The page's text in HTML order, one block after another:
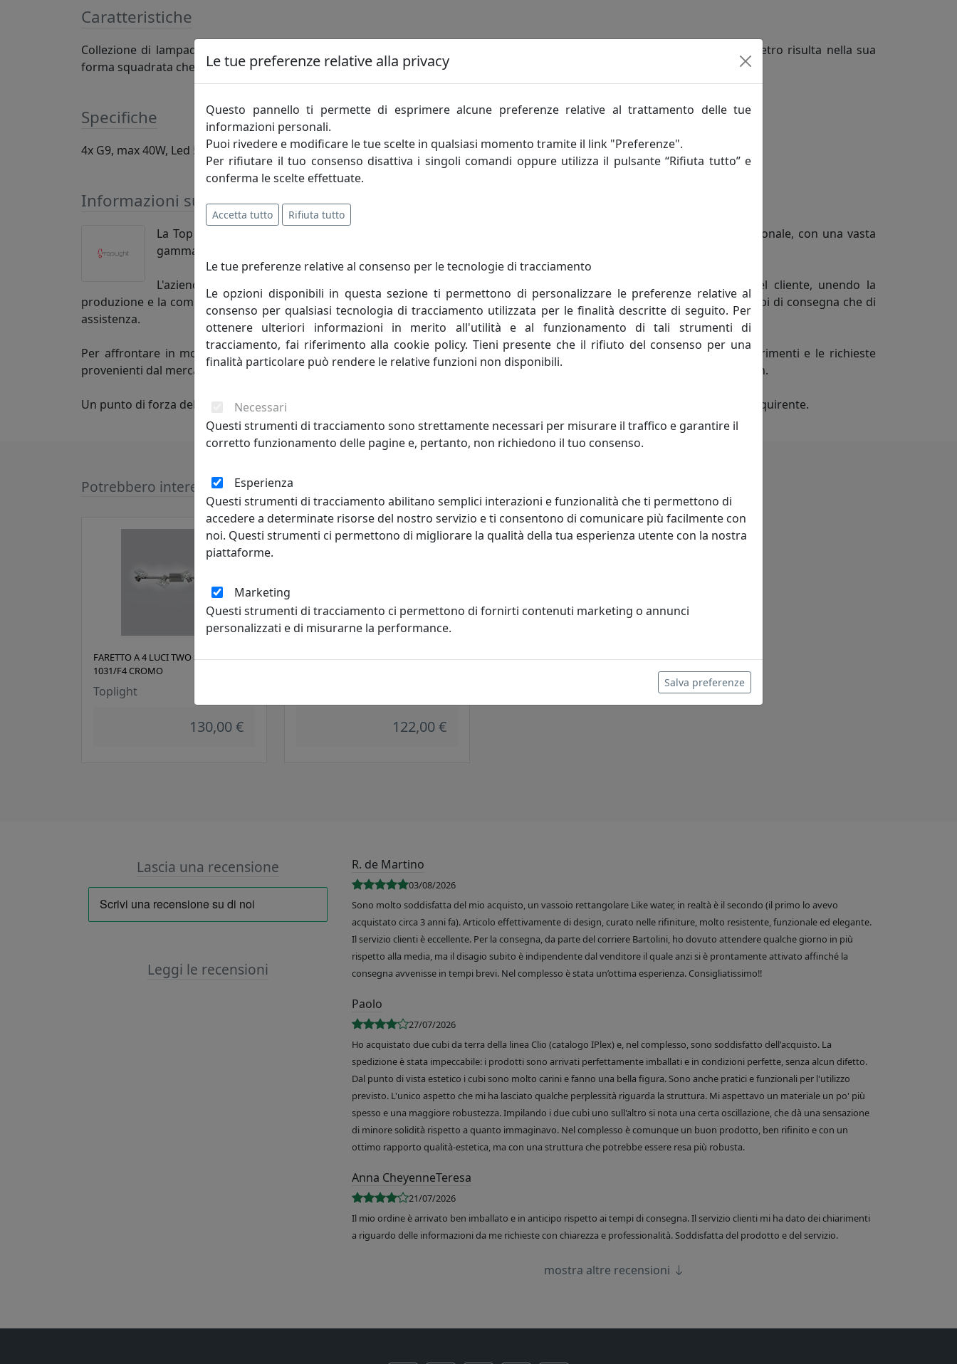
Caratteristiche
Collezione di lampade composte da una struttura in metallo cromato e da diffusori in vetro satinato.La particolarità del vetro risulta nella sua
forma squadrata che con morbidezza diventa tonda.
Specifiche
4x G9, max 40W, Led 5W, 230V
Informazioni sul brand
La Top Light Illuminazione opera nel settore dell'illuminazione per interni, sul mercato nazionale ed internazionale, con una vasta
gamma di articoli dal design moderno ed accattivante.
L'azienda, nata nel 1993 ed in continua evoluzione, si pone come obbiettivo primario la soddisfazione del cliente, unendo la
produzione e la commercializzazione di articoli con un indubbio rapporto qualità/prezzo ad un servizio sia in termini di tempi di consegna che di
assistenza.
Per affrontare in modo adeguato le esigenze della propria clientela, la Top Light è da sempre attenta a cogliere i suggerimenti e le richieste
provenienti dal mercato, impegnandosi in una continua innovazione dei prodotti, anche relativamente alle tendenze del design.
Un punto di forza dell'azienda è la possibilità di produrre piccoli lotti realizzati secondo i disegni e le specifiche tecniche dell'acquirente.
Potrebbero interessarti
FARETTO A 4 LUCI TWO SQUARE
1031/F4 CROMO
Toplight
130,00 €
FARETTO A 4 LUCI DICE 1095/F4
122,00 €
Lascia una recensione
Leggi le recensioni
R. de Martino
03/08/2026
Sono molto soddisfatta del mio acquisto, un vassoio rettangolare Like water, in realtà è il secondo (il primo lo avevo
acquistato circa 3 anni fa). Articolo effettivamente di design, curato nelle rifiniture, molto resistente, funzionale ed elegante.
Il servizio clienti è eccellente. Per la consegna, da parte del corriere Bartolini, ho dovuto attendere qualche giorno in più
rispetto alla media, ma il disagio subito è indipendente dal venditore il quale anzi si è prontamente attivato affinché la
consegna avvenisse in tempi brevi. Nel complesso è stata un’ottima esperienza. Consigliatissimo!!
Paolo
27/07/2026
Ho acquistato due cubi da terra della linea Clio (catalogo IPlex) e, nel complesso, sono soddisfatto dell'acquisto. La
spedizione è stata impeccabile: i prodotti sono arrivati perfettamente imballati e in condizioni perfette, senza alcun difetto.
Dal punto di vista estetico i cubi sono molto carini e fanno una bella figura. Sono anche pratici e funzionali per l'utilizzo
previsto. L'unico aspetto che mi ha lasciato qualche perplessità riguarda la struttura. Mi aspettavo un materiale un po' più
spesso e una maggiore robustezza. Impilando i due cubi uno sull'altro si nota una certa oscillazione, che dà una sensazione
di minore solidità rispetto a quanto immaginavo. Nel complesso è comunque un buon prodotto, ben rifinito e con un
ottimo rapporto qualità-estetica, ma con una struttura che potrebbe essere resa più robusta.
Anna CheyenneTeresa
21/07/2026
Il mio ordine è arrivato ben imballato e in anticipo rispetto ai tempi di consegna. Il servizio clienti mi ha dato dei chiarimenti
a riguardo delle informazioni da me richieste con chiarezza e professionalità. Soddisfatta del prodotto e del servizio.
mostra altre recensioni
Le tue preferenze relative alla privacy
Questo pannello ti permette di esprimere alcune preferenze relative al trattamento delle tue
informazioni personali.
Puoi rivedere e modificare le tue scelte in qualsiasi momento tramite il link "Preferenze".
Per rifiutare il tuo consenso disattiva i singoli comandi oppure utilizza il pulsante “Rifiuta tutto” e
conferma le scelte effettuate.
Accetta tutto Rifiuta tutto
Le tue preferenze relative al consenso per le tecnologie di tracciamento
Le opzioni disponibili in questa sezione ti permettono di personalizzare le preferenze relative al
consenso per qualsiasi tecnologia di tracciamento utilizzata per le finalità descritte di seguito. Per
ottenere ulteriori informazioni in merito all'utilità e al funzionamento di tali strumenti di
tracciamento, fai riferimento alla cookie policy. Tieni presente che il rifiuto del consenso per una
finalità particolare può rendere le relative funzioni non disponibili.
Necessari
Questi strumenti di tracciamento sono strettamente necessari per misurare il traffico e garantire il
corretto funzionamento delle pagine e, pertanto, non richiedono il tuo consenso.
Esperienza
Questi strumenti di tracciamento abilitano semplici interazioni e funzionalità che ti permettono di
accedere a determinate risorse del nostro servizio e ti consentono di comunicare più facilmente con
noi. Questi strumenti ci permettono di migliorare la qualità della tua esperienza utente con la nostra
piattaforme.
Marketing
Questi strumenti di tracciamento ci permettono di fornirti contenuti marketing o annunci
personalizzati e di misurarne la performance.
Salva preferenze